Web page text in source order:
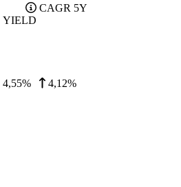
YIELD
CAGR 5Y
4,55% 4,12%